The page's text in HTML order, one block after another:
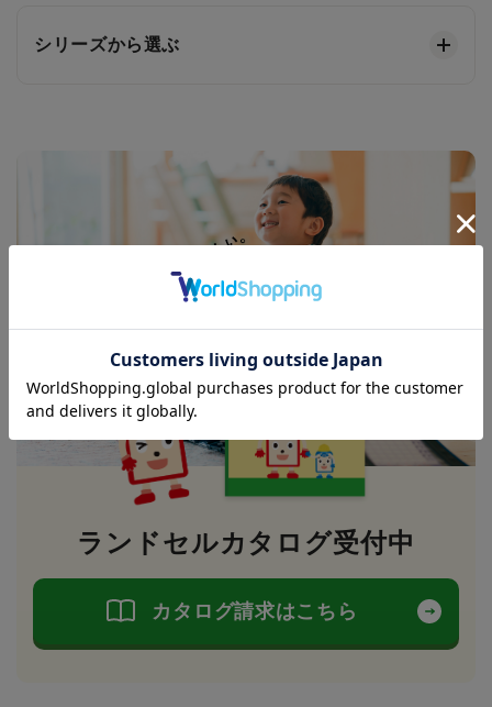
シリーズから選ぶ
ランドセルカタログ受付中
カタログ請求はこちら